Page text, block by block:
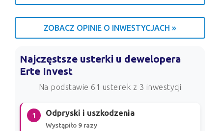
ZOBACZ OPINIE O INWESTYCJACH »
Najczęstsze usterki u dewelopera
Erte Invest
Na podstawie 61 usterek z 3 inwestycji
1 Odpryski i uszkodzenia
Wystąpiło 9 razy